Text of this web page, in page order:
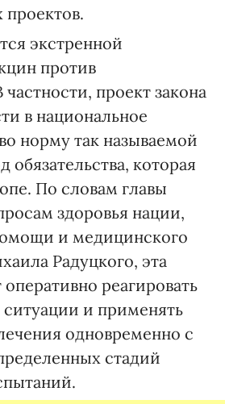
проектов.
экстренной
против
проект закона
в национальное
норму так называемой
обязательства, которая
По словам главы
здоровья нации,
и медицинского
Радуцкого, эта
реагировать
и применять
одновременно с
стадий